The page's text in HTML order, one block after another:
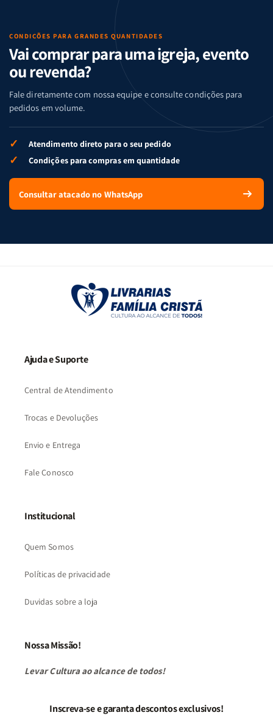
CONDIÇÕES PARA GRANDES QUANTIDADES
Vai comprar para uma igreja, evento
ou revenda?
Fale diretamente com nossa equipe e consulte condições para
pedidos em volume.
✓ Atendimento direto para o seu pedido
✓ Condições para compras em quantidade
Consultar atacado no WhatsApp
Ajuda e Suporte
Central de Atendimento
Trocas e Devoluções
Envio e Entrega
Fale Conosco
Institucional
Quem Somos
Políticas de privacidade
Duvidas sobre a loja
Nossa Missão!
Levar Cultura ao alcance de todos!
Inscreva-se e garanta descontos exclusivos!